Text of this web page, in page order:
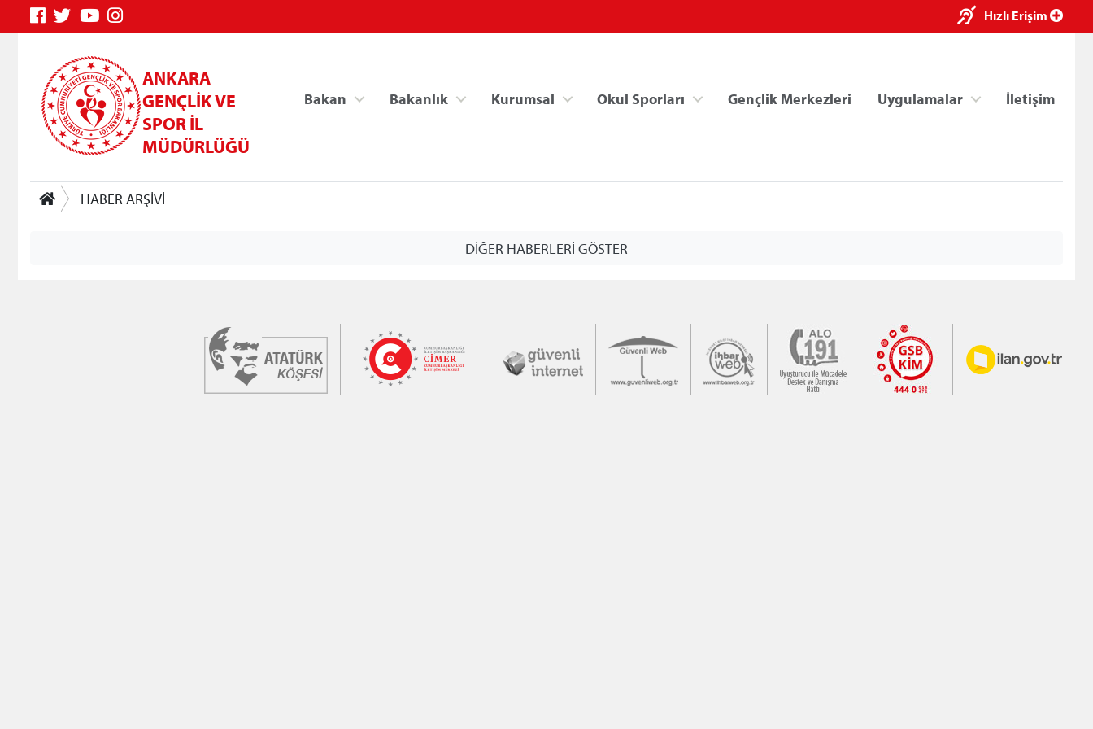
Hızlı Erişim
ANKARA
GENÇLİK VE
SPOR İL
MÜDÜRLÜĞÜ
Bakan Bakanlık Kurumsal Okul Sporları Gençlik Merkezleri Uygulamalar İletişim
HABER ARŞİVİ
DİĞER HABERLERİ GÖSTER
×